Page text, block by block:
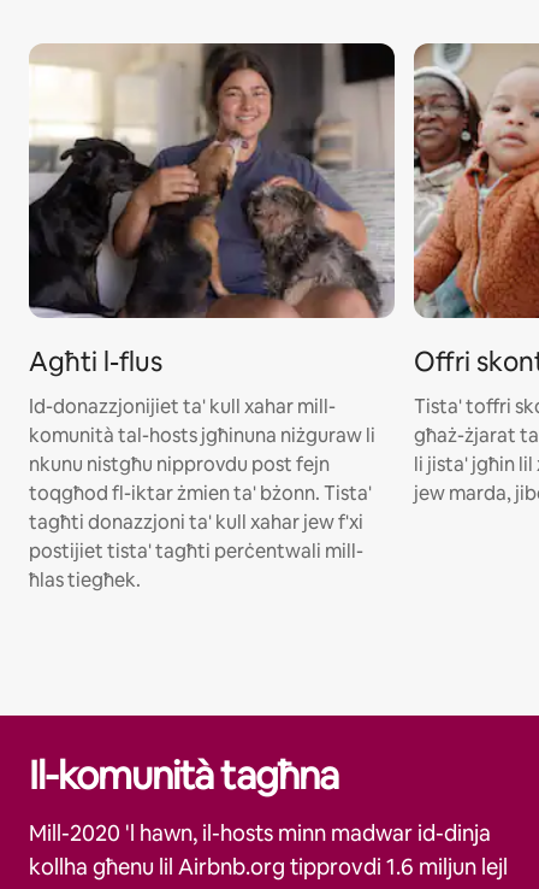
Agħti l-flus
Id-donazzjonijiet ta' kull xahar mill-
komunità tal-hosts jgħinuna niżguraw li
nkunu nistgħu nipprovdu post fejn
toqgħod fl-iktar żmien ta' bżonn. Tista'
tagħti donazzjoni ta' kull xahar jew f'xi
postijiet tista' tagħti perċentwali mill-
ħlas tiegħek.
Offri
Tista' toffri
għaż-żjarat
li jista' jgħin
jew marda,
Il-komunità tagħna
Mill-2020 'l hawn, il-hosts minn madwar id-dinja
kollha għenu lil Airbnb.org tipprovdi 1.6 miljun lejl